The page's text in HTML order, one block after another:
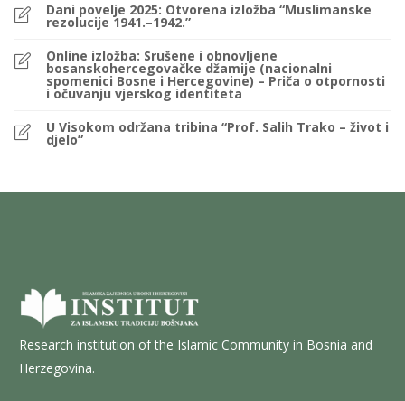
Dani povelje 2025: Otvorena izložba “Muslimanske
rezolucije 1941.–1942.”
Online izložba: Srušene i obnovljene
bosanskohercegovačke džamije (nacionalni
spomenici Bosne i Hercegovine) – Priča o otpornosti
i očuvanju vjerskog identiteta
U Visokom održana tribina “Prof. Salih Trako – život i
djelo”
Research institution of the Islamic Community in Bosnia and
Herzegovina.